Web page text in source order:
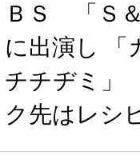
ＢＳ 「Ｓ
に出演し 「
チチヂミ
ク先はレシ